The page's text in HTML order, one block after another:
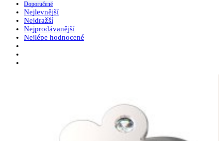
Doporučené
Nejlevnější
Nejdražší
Nejprodávanější
Nejlépe hodnocené